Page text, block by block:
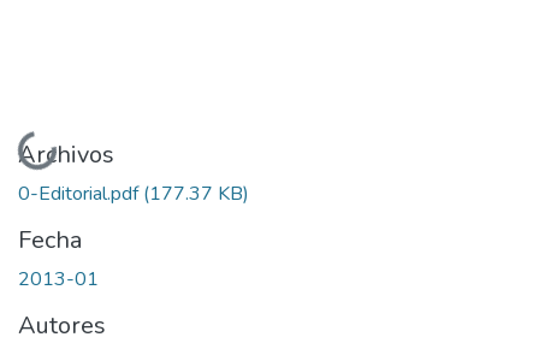
Cargando...
Archivos
0-Editorial.pdf(177.37 KB)
Fecha
2013-01
Autores